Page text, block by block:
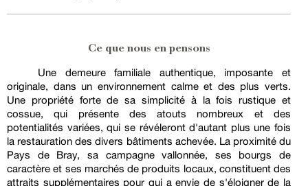
Ce que nous en pensons
Une demeure familiale authentique, imposante et
originale, dans un environnement calme et des plus verts.
Une propriété forte de sa simplicité à la fois rustique et
cossue, qui présente des atouts nombreux et des
potentialités variées, qui se révéleront d'autant plus une fois
la restauration des divers bâtiments achevée. La proximité du
Pays de Bray, sa campagne vallonnée, ses bourgs de
caractère et ses marchés de produits locaux, constituent des
attraits supplémentaires pour qui a envie de s'éloigner de la